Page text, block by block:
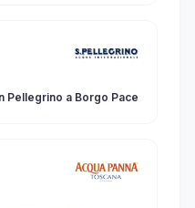
Pellegrino a Borgo Pace